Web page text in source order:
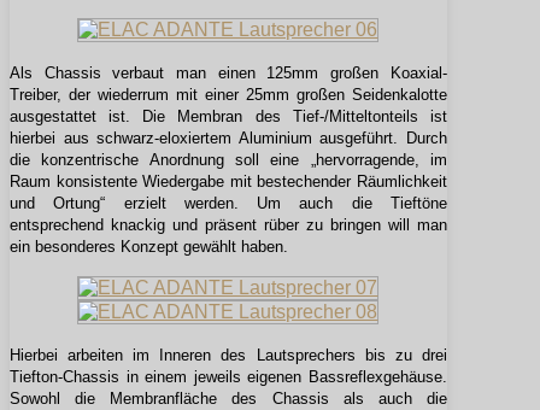
Als Chassis verbaut man einen 125mm großen Koaxial-
Treiber, der wiederrum mit einer 25mm großen Seidenkalotte
ausgestattet ist. Die Membran des Tief-/Mitteltonteils ist
hierbei aus schwarz-eloxiertem Aluminium ausgeführt. Durch
die konzentrische Anordnung soll eine „hervorragende, im
Raum konsistente Wiedergabe mit bestechender Räumlichkeit
und Ortung“ erzielt werden. Um auch die Tieftöne
entsprechend knackig und präsent rüber zu bringen will man
ein besonderes Konzept gewählt haben.
Hierbei arbeiten im Inneren des Lautsprechers bis zu drei
Tiefton-Chassis in einem jeweils eigenen Bassreflexgehäuse.
Sowohl die Membranfläche des Chassis als auch die